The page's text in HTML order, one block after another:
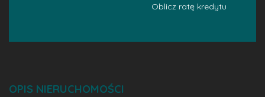
Oblicz ratę kredytu
OPIS NIERUCHOMOŚCI